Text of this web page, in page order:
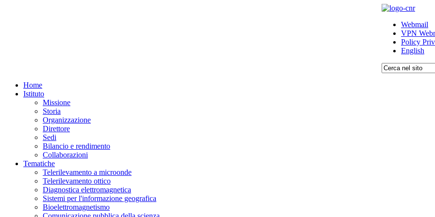
Webmail
VPN
Policy
English
Home
Istituto
Missione
Storia
Organizzazione
Direttore
Sedi
Bilancio e rendimento
Collaborazioni
Tematiche
Telerilevamento a microonde
Telerilevamento ottico
Diagnostica elettromagnetica
Sistemi per l'informazione geografica
Bioelettromagnetismo